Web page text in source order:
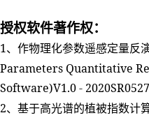
授权软件著作权：
1、作物理化参数遥感定量反
Parameters Quantitative
Software)V1.0 -
2、基于高光谱的植被指数计